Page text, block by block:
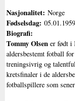
Nasjonalitet: Norge
Fødselsdag: 05.01.1959
Biografi:
Tommy Olsen er født i
aldersbestemt fotball
treningsivrig og
kretsfinaler i de
fotballspillere som